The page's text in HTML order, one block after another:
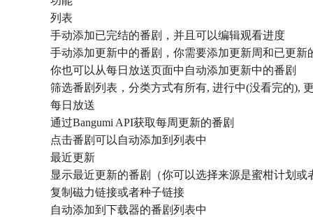
列表
手动添加已完结的番剧，并且可以编辑观看进度
手动添加更新中的番剧，你需要添加更新周和已更
你也可以从每日放送页面中自动添加更新中的番剧
筛选番剧列表，分类方式有所有, 进行中(没看完的),
每日放送
通过Bangumi API获取每周更新的番剧
点击番剧可以自动添加到列表中
最近更新
显示最近更新的番剧（你可以选择来源是蜜柑计划或
复制磁力链接或者种子链接
自动添加到下载器的番剧列表中